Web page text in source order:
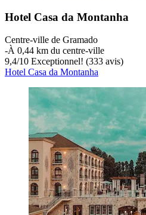
Hotel Casa da Montanha
Centre-ville de Gramado
‐À 0,44 km du centre-ville
9,4/10 Exceptionnel! (333 avis)
Hotel Casa da Montanha